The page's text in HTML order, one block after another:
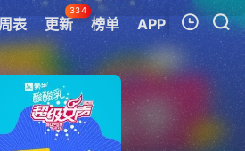
周表 更新
334
榜单 APP
我的观影记录